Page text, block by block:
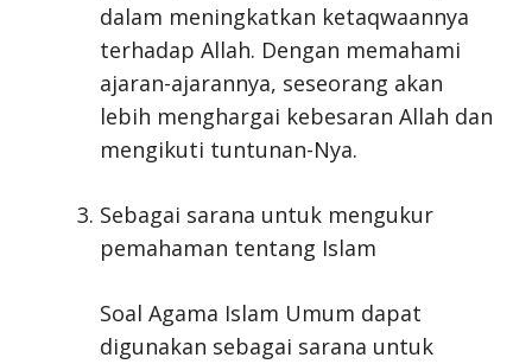
dalam meningkatkan ketaqwaannya
terhadap Allah. Dengan memahami
ajaran-ajarannya, seseorang akan
lebih menghargai kebesaran Allah dan
mengikuti tuntunan-Nya.
Sebagai sarana untuk mengukur
pemahaman tentang Islam
Soal Agama Islam Umum dapat
digunakan sebagai sarana untuk